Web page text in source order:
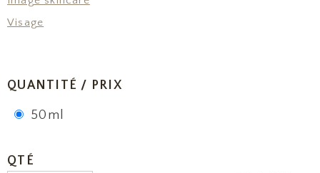
Visage
QUANTITÉ / PRIX
50ml
QTÉ